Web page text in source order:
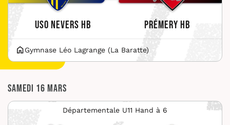
USO Nevers HB Prémery HB
Gymnase Léo Lagrange (La Baratte)
Samedi 16 mars
Départementale U11 Hand à 6